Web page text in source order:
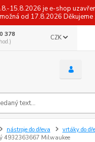
15.8.2026 je e-shop
od 17.8.2026 Děkujeme
CZK
378
nástroje do dřeva vrtáky do
4932363667 Milwaukee